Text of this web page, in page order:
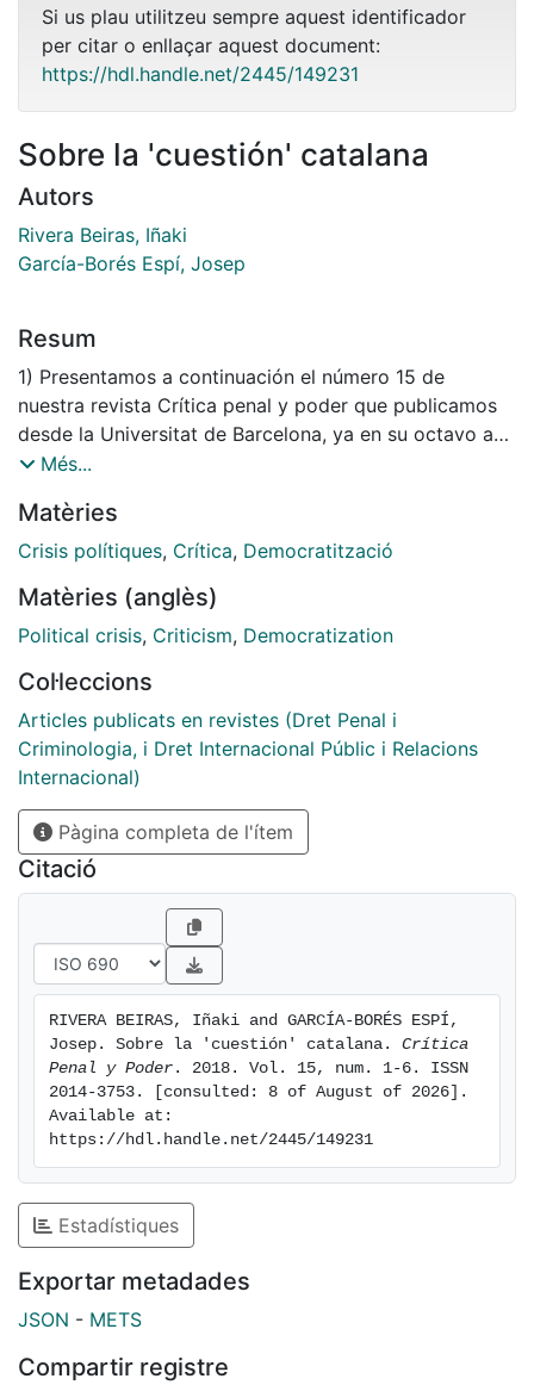
Si us plau utilitzeu sempre aquest identificador
per citar o enllaçar aquest document:
https://hdl.handle.net/2445/149231
Sobre la 'cuestión' catalana
Autors
Rivera Beiras, Iñaki
García-Borés Espí, Josep
Resum
1) Presentamos a continuación el número 15 de
nuestra revista Crítica penal y poder que publicamos
desde la Universitat de Barcelona, ya en su octavo año
de existencia, lo cual constituye una satisfacción
del aprendizaje recíproco. Como se dirá a lo largo de
esta introducción editorial, numerosos son los temas a
presente número de la Revista y, por otro, al especial
momento en que el mismo se publica. Vayamos pues,
variada muestra de trabajos que ponen de relieve el
estado de las investigaciones tanto de académicos de
larga trayectoria como de jóvenes estudiosos que
reflexionan desde edades tempranas sobre el
convulso mundo contemporáneo, dentro del marco
epistemológico que define la línea editorial de la
revista, esto es, es un amplio sentido, las categorías
de conocimiento que se incluyen en la denominación
de una Sociología del control penal.
Més...
Matèries
Crisis polítiques, Crítica, Democratització
Matèries (anglès)
Political crisis, Criticism, Democratization
Col·leccions
Articles publicats en revistes (Dret Penal i
Criminologia, i Dret Internacional Públic i Relacions
Internacional)
Pàgina completa de l'ítem
Citació
RIVERA BEIRAS, Iñaki and GARCÍA-BORÉS ESPÍ,
Josep. Sobre la 'cuestión' catalana. Crítica
Penal y Poder . 2018. Vol. 15, num. 1-6. ISSN
2014-3753. [consulted: 8 of August of 2026].
Available at:
https://hdl.handle.net/2445/149231
Estadístiques
Exportar metadades
JSON - METS
Compartir registre